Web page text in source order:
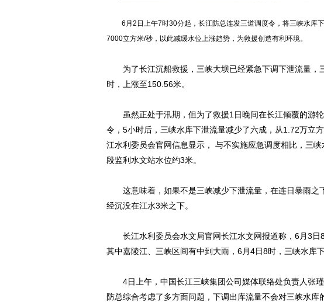
6月2日上午7时30分起，长江防总连发三道调度令，将三峡水库
7000立方米/秒，以此减缓水位上涨趋势，为救援创造有利环境。
为了长江沉船救援，三峡大坝已经紧急下调下泄流量，
时，上涨至150.56米。
虽然正处于汛期，但为了救援1日晚间在长江倾覆的游轮
令，5小时后，三峡水库下泄流量减少了六成，从1.72万立
江水利委员会官网信息显示， 与不实施应急调度相比，三
段监利水文站水位约3米。
这意味着，如果不是三峡减少下泄流量，在连日暴雨之
经沉没在江水3米之下。
长江水利委员会水文局官网长江水文网报道称，6月3日8
其中嘉陵江、三峡区间有中到大雨，6月4日8时，三峡水库
4日上午，中国长江三峡集团公司媒体联络处负责人张瑾
防总综合考虑了多方面问题，下调出库流量不会对三峡水库